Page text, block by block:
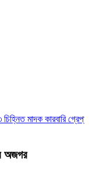
মাদক কারবারি গ্রেপ্তার
অজগর